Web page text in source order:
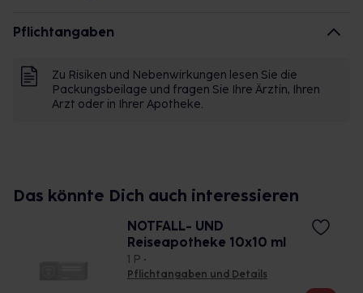
Pflichtangaben
Zu Risiken und Nebenwirkungen lesen Sie die
Packungsbeilage und fragen Sie Ihre Ärztin, Ihren
Arzt oder in Ihrer Apotheke.
Das könnte Dich auch interessieren
NOTFALL- UND
Reiseapotheke 10x10 ml
1 P •
Pflichtangaben und Details